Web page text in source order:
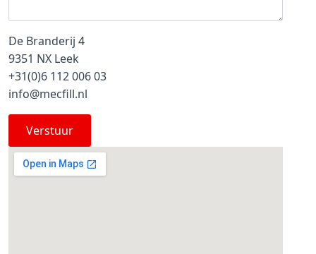
De Branderij 4
9351 NX Leek
+31(0)6 112 006 03
info@mecfill.nl
Verstuur